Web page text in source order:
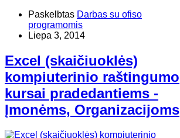
Paskelbtas Darbas su ofiso
programomis
Liepa 3, 2014
Excel (skaičiuoklės)
kompiuterinio raštingumo
kursai pradedantiems -
Įmonėms, Organizacijoms